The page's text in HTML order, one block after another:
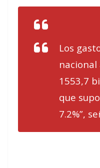
Los
nacional
1553,7
que
7.2%”,